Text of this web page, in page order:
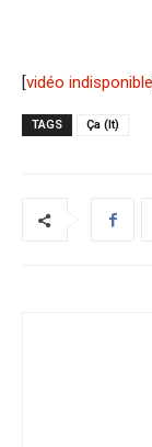
[vidéo indisponible
TAGS Ça (It)